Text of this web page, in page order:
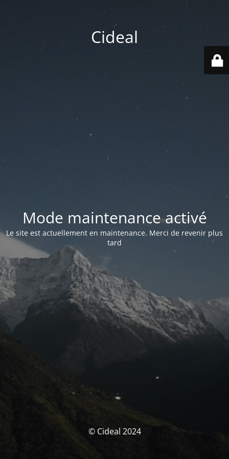
Cideal
Mode maintenance activé
Le site est actuellement en maintenance. Merci de revenir plus
tard
© Cideal 2024